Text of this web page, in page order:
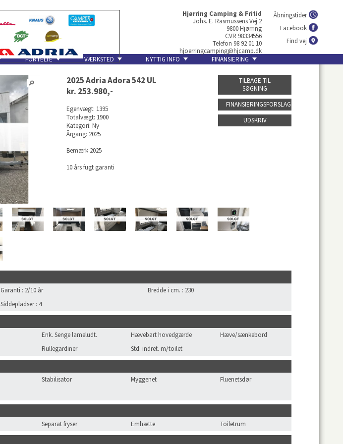
Hjørring Camping & Fritid
Johs. E. Rasmussens Vej 2
9800 Hjørring
CVR 98334556
Telefon 98 92 01 10
hjoerringcamping@hjcamp.dk
Åbningstider
Facebook
Find vej
FORTELTE VÆRKSTED NYTTIG INFO
FINANSIERING
2025 Adria Adora 542 UL
kr. 253.980,-
Egenvægt: 1395
Totalvægt: 1900
Kategori: Ny
Årgang: 2025
Bemærk 2025
10 års fugt garanti
TILBAGE TIL
SØGNING
FINANSIERINGSFORSLAG
UDSKRIV
Garanti : 2/10 år Bredde i cm. : 230
Siddepladser : 4
Enk. Senge lameludt. Hævebart hovedgærde
Hæve/sænkebord
Rullegardiner Std. indret. m/toilet
Stabilisator Myggenet
Fluenetsdør
Separat fryser Emhætte Toiletrum